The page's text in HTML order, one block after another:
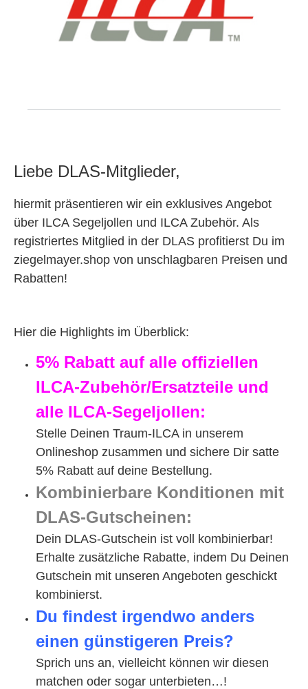
Liebe DLAS-Mitglieder,
hiermit präsentieren wir ein exklusives Angebot
über ILCA Segeljollen und ILCA Zubehör. Als
registriertes Mitglied in der DLAS profitierst Du im
ziegelmayer.shop von unschlagbaren Preisen und
Rabatten!
Hier die Highlights im Überblick:
5% Rabatt auf alle offiziellen
ILCA-Zubehör/Ersatzteile und
alle ILCA-Segeljollen:
Stelle Deinen Traum-ILCA in unserem
Onlineshop zusammen und sichere Dir satte
5% Rabatt auf deine Bestellung.
Kombinierbare Konditionen mit
DLAS-Gutscheinen:
Dein DLAS-Gutschein ist voll kombinierbar!
Erhalte zusätzliche Rabatte, indem Du Deinen
Gutschein mit unseren Angeboten geschickt
kombinierst.
Du findest irgendwo anders
einen günstigeren Preis?
Sprich uns an, vielleicht können wir diesen
matchen oder sogar unterbieten…!